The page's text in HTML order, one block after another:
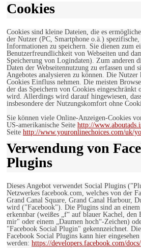
Cookies
Cookies sind kleine Dateien, die es
der Nutzer (PC, Smartphone o.ä.) spezifische,
Informationen zu speichern. Sie dienen zum
Benutzerfreundlichkeit von Webseiten und
Speicherung von Logindaten). Zum anderen
Daten der Webseitennutzung zu erfassen und
Angebotes analysieren zu können. Die Nutzer
Cookies Einfluss nehmen. Die meisten
der das Speichern von Cookies
wird. Allerdings wird darauf hingewiesen,
insbesondere der Nutzungskomfort ohne
Sie können viele Online-Anzeigen-Cookies
US-amerikanische Seite http://
Seite http://www.youronlinechoices.com/uk/
Verwendung von
Plugins
Dieses Angebot verwendet Social Plugins
Netzwerkes facebook.com, welches von der
Grand Canal Square, Grand Canal Harbour,
wird ("Facebook"). Die Plugins sind an
erkennbar (weißes „f“ auf blauer Kachel,
mir" oder einem „Daumen hoch“-Zeichen)
"Facebook Social Plugin" gekennzeichnet.
Facebook Social Plugins kann hier eingesehen
werden: https://developers.facebook.com/